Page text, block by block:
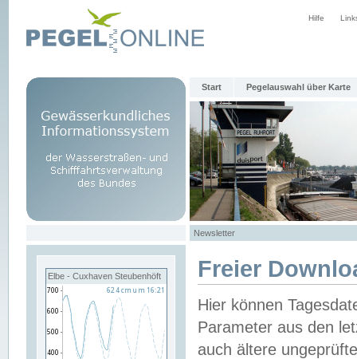
Hilfe
Start Pegelauswahl über Karte
Newsletter
Elbe - Cuxhaven Steubenhöft Freier
Hier können
Parameter aus den
auch ältere